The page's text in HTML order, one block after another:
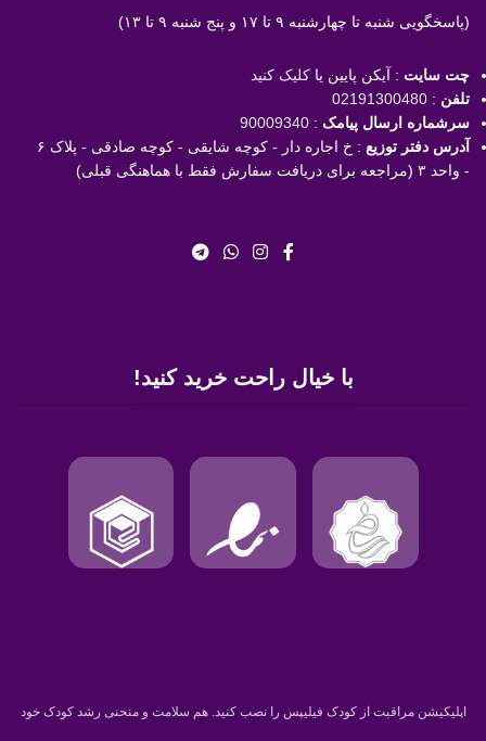
(پاسخگویی شنبه تا چهارشنبه ۹ تا ۱۷ و پنج شنبه ۹ تا ۱۳)
چت سایت : آیکن پایین یا کلیک کنید
تلفن :
02191300480
سرشماره ارسال پیامک :
90009340
آدرس دفتر توزیع
: خ اجاره دار - کوچه شایقی - کوچه صادقی - پلاک ۶
- واحد ۳ (مراجعه برای دریافت سفارش فقط با هماهنگی قبلی)
با خیال راحت خرید کنید!
اپلیکیشن مراقبت از کودک فیلیپس را نصب کنید. هم سلامت و منحنی رشد کودک خود